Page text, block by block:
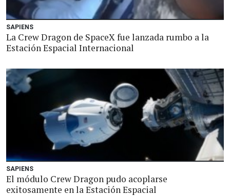
SAPIENS
La Crew Dragon de SpaceX fue lanzada rumbo a la
Estación Espacial Internacional
SAPIENS
El módulo Crew Dragon pudo acoplarse
exitosamente en la Estación Espacial